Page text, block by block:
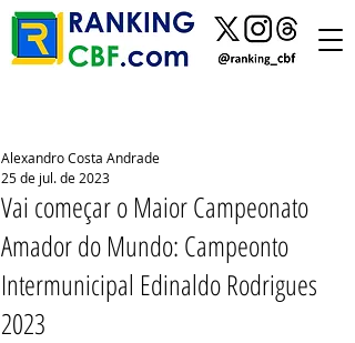
Vai começar o Maior Campeonato
Amador do Mundo: Campeonto
Intermunicipal Edinaldo Rodrigues
2023
Alexandro Costa Andrade
25 de jul. de 2023